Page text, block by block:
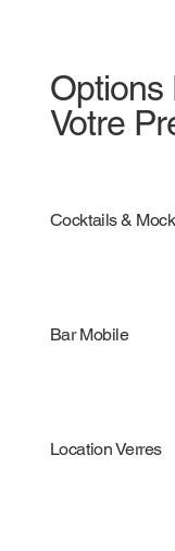
Options
Votre
Cocktails &
Bar Mobile
Location Verres